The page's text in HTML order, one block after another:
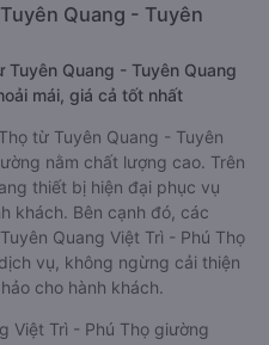
Quang - Tuyên
Quang - Tuyên Quang
mái, giá cả tốt nhất
từ Tuyên Quang - Tuyên
nằm chất lượng cao. Trên
thiết bị hiện đại phục vụ
khách. Bên cạnh đó, các
Quang Việt Trì - Phú Thọ
vụ, không ngừng cải thiện
cho hành khách.
Việt Trì - Phú Thọ giường